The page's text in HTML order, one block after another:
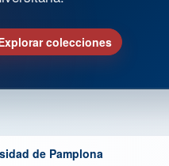
colecciones
de Pamplona